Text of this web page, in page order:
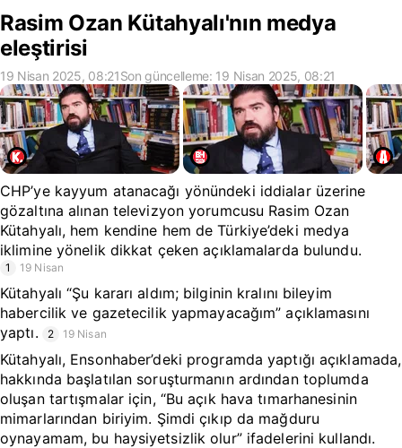
Rasim Ozan Kütahyalı'nın medya
eleştirisi
19 Nisan 2025, 08:21Son güncelleme: 19 Nisan 2025, 08:21
CHP’ye kayyum atanacağı yönündeki iddialar üzerine
gözaltına alınan televizyon yorumcusu Rasim Ozan
Kütahyalı, hem kendine hem de Türkiye’deki medya
iklimine yönelik dikkat çeken açıklamalarda bulundu.
1 19 Nisan
Kütahyalı “Şu kararı aldım; bilginin kralını bileyim
habercilik ve gazetecilik yapmayacağım” açıklamasını
yaptı.
2 19 Nisan
Kütahyalı, Ensonhaber’deki programda yaptığı açıklamada,
hakkında başlatılan soruşturmanın ardından toplumda
oluşan tartışmalar için, “Bu açık hava tımarhanesinin
mimarlarından biriyim. Şimdi çıkıp da mağduru
oynayamam, bu haysiyetsizlik olur” ifadelerini kullandı.